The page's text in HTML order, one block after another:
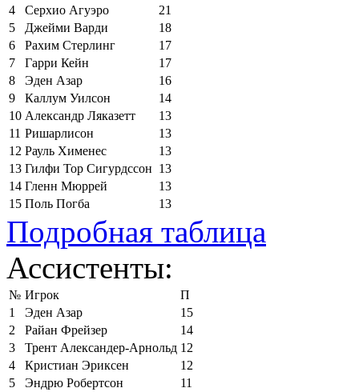
4
Серхио Агуэро
21
5
Джейми Варди
18
6
Рахим Стерлинг
17
7
Гарри Кейн
17
8
Эден Азар
16
9
Каллум Уилсон
14
10 Александр Ляказетт
13
11 Ришарлисон
13
12 Рауль Хименес
13
13 Гилфи Тор Сигурдссон 13
14 Гленн Мюррей
13
15 Поль Погба 13
Подробная таблица
Ассистенты:
№ Игрок
П
1
Эден Азар
15
2
Райан Фрейзер
14
3
Трент Александер-Арнольд 12
4
Кристиан Эриксен
12
5
Эндрю Робертсон
11